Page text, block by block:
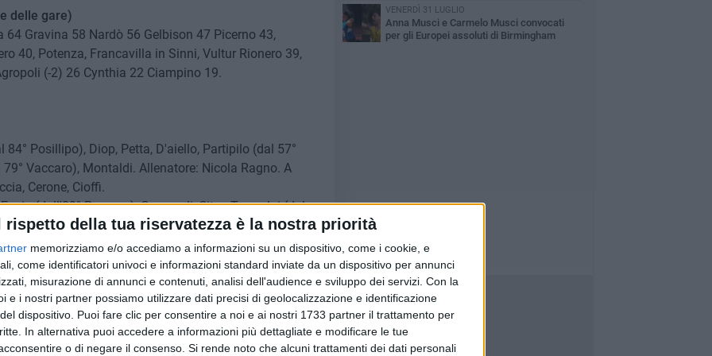
rispetto della tua riservatezza è la nostra priorità
memorizziamo e/o accediamo a informazioni su un dispositivo, come i cookie, e
come identificatori univoci e informazioni standard inviate da un dispositivo per annunci
misurazione di annunci e contenuti, analisi dell'audience e sviluppo dei servizi. Con la
e i nostri partner possiamo utilizzare dati precisi di geolocalizzazione e identificazione
dispositivo. Puoi fare clic per consentire a noi e ai nostri 1733 partner il trattamento per
In alternativa puoi accedere a informazioni più dettagliate e modificare le tue
o di negare il consenso. Si rende noto che alcuni trattamenti dei dati personali
delle gare)
64 Gravina 58 Nardò 56 Gelbison 47 Picerno 43,
40, Potenza, Francavilla in Sinni, Vultur Rionero 39,
(-2) 26 Cynthia 22 Ciampino 19.
84° Posillipo), Diop, Petta, D'aiello, Partipilo (dal 57°
Vaccaro), Montaldi. Allenatore: Nicola Ragno. A
Cerone, Cioffi.
(dall'89° Pansera), Carnevali, Citro, Turmalaj (dal
Damiani (dal 76° Cassetti). Allenatore: Simone
Famà, Solfiti, Tiozzo.
di Frattamaggiore e Di Tommaso di Isernia).
Turmalaj, Carnevali. Calci d'angolo: 7-5.
IL TRASTEVERE CADE ALLO STEFANO VICINO CON IL
VENERDÌ 31 LUGLIO
Anna Musci e Carmelo Musci convocati
per gli Europei assoluti di Birmingham